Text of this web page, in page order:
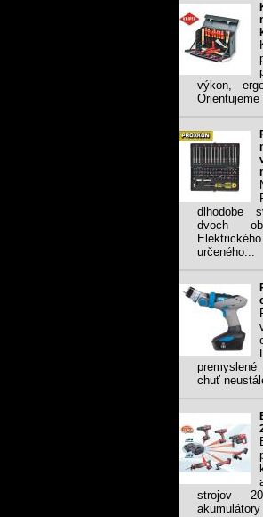
výkon,
Orientujeme
dlhodobe
dvoch
určeného...
chuť
strojov